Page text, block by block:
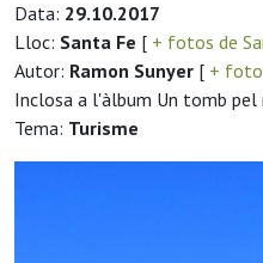
Data: 29.10.2017
Lloc: Santa Fe [ + fotos de
Autor: Ramon Sunyer [ +
Inclosa a l'àlbum Un tomb pel
Tema: Turisme